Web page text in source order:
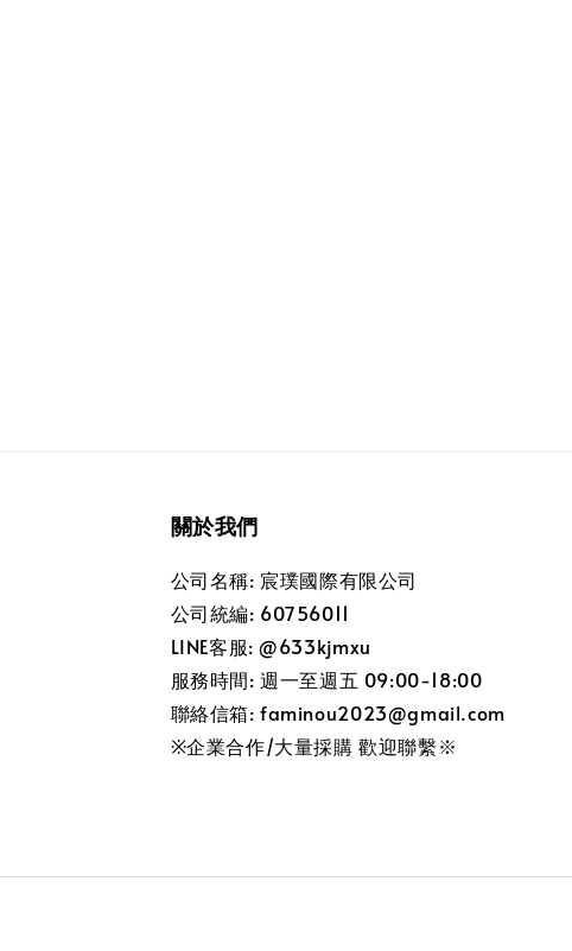
關於我們
公司名稱: 宸璞國際有限公司
公司統編: 60756011
LINE客服: @633kjmxu
服務時間: 週一至週五 09:00-18:00
聯絡信箱: faminou2023@gmail.com
※企業合作/大量採購 歡迎聯繫※